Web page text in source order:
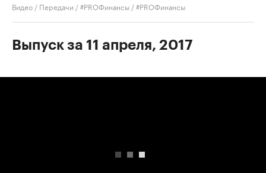
Видео / Передачи /#PROФинансы /#PROФинансы
Выпуск за 11 апреля, 2017